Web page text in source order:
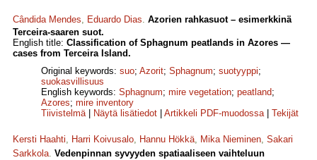
Cândida Mendes, Eduardo Dias. Azorien rahkasuot – esimerkkinä
Terceira-saaren suot.
English title: Classification of Sphagnum peatlands in Azores —
cases from Terceira Island.
Original keywords: suo; Azorit; Sphagnum; suotyyppi;
suokasvillisuus
English keywords: Sphagnum; mire vegetation; peatland;
Azores; mire inventory
Tiivistelmä| Näytä lisätiedot Artikkeli PDF-muodossa| Tekijät
Kersti Haahti, Harri Koivusalo, Hannu Hökkä, Mika Nieminen, Sakari
Sarkkola. Vedenpinnan syvyyden spatiaaliseen vaihteluun